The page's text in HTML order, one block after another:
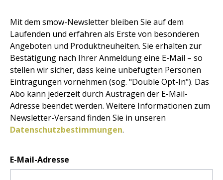
Sofas
Sessel
Loungesessel
Stühle
Freischwinger
Barhocker
Bänke & Liegen
Mit dem smow-Newsletter bleiben Sie auf dem
Laufenden und erfahren als Erste von besonderen
Angeboten und Produktneuheiten. Sie erhalten zur
Bestätigung nach Ihrer Anmeldung eine E-Mail – so
stellen wir sicher, dass keine unbefugten Personen
Eintragungen vornehmen (sog. "Double Opt-In"). Das
Abo kann jederzeit durch Austragen der E-Mail-
Adresse beendet werden. Weitere Informationen zum
Newsletter-Versand finden Sie in unseren
Datenschutzbestimmungen.
E-Mail-Adresse